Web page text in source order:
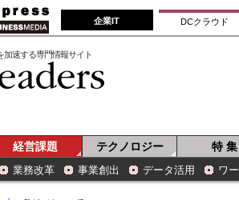
企業IT DCクラウド
加速する専門情報サイト
経営課題 テクノロジー 特 集
業務改革 事業創出 データ活用 ワ